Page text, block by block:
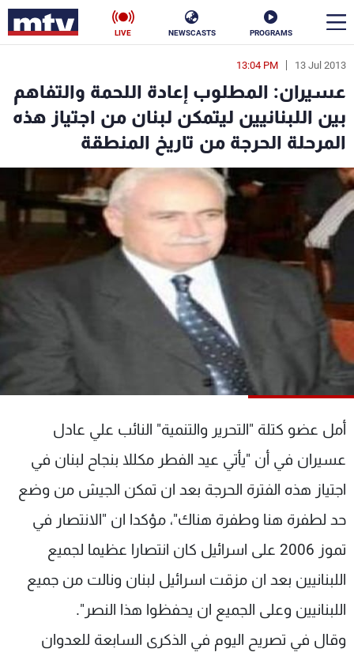
PROGRAMS
NEWSCASTS
LIVE
13 Jul 2013
13:04 PM
عسيران: المطلوب إعادة اللحمة والتفاهم
بين اللبنانيين ليتمكن لبنان من اجتياز هذه
المرحلة الحرجة من تاريخ المنطقة
أمل عضو كتلة "التحرير والتنمية" النائب علي عادل
عسيران في أن "يأتي عيد الفطر مكللا بنجاح لبنان في
اجتياز هذه الفترة الحرجة بعد ان تمكن الجيش من وضع
حد لطفرة هنا وطفرة هناك"، مؤكدا ان "الانتصار في
تموز 2006 على اسرائيل كان انتصارا عظيما لجميع
اللبنانيين بعد ان مزقت اسرائيل لبنان ونالت من جميع
اللبنانيين وعلى الجميع ان يحفظوا هذا النصر".
وقال في تصريح اليوم في الذكرى السابعة للعدوان
en
الأخبار
سياسة ناس
إقتصاد
منوعات رياضة
كأس العالم
البرامج
جدول البرامج
شاهد البرامج
الترددات
الإنـتـاج
تواصل معنا
سياسة الخصوصية